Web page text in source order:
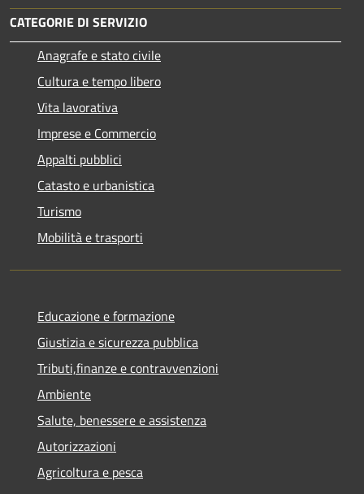
CATEGORIE DI SERVIZIO
Anagrafe e stato civile
Cultura e tempo libero
Vita lavorativa
Imprese e Commercio
Appalti pubblici
Catasto e urbanistica
Turismo
Mobilità e trasporti
Educazione e formazione
Giustizia e sicurezza pubblica
Tributi,finanze e contravvenzioni
Ambiente
Salute, benessere e assistenza
Autorizzazioni
Agricoltura e pesca